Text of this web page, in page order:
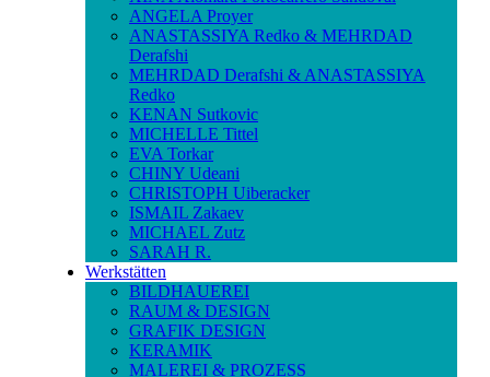
ANGELA Proyer
ANASTASSIYA Redko & MEHRDAD
Derafshi
MEHRDAD Derafshi & ANASTASSIYA
Redko
KENAN Sutkovic
MICHELLE Tittel
EVA Torkar
CHINY Udeani
CHRISTOPH Uiberacker
ISMAIL Zakaev
MICHAEL Zutz
SARAH R.
Werkstätten
BILDHAUEREI
RAUM & DESIGN
GRAFIK DESIGN
KERAMIK
MALEREI & PROZESS